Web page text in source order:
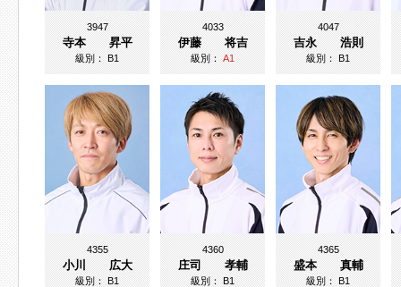
3947
寺本 昇平
級別：B1
4033
伊藤 将吉
級別：A1
4047
吉永 浩則
級別：B1
4355
小川 広大
級別：B1
4360
庄司 孝輔
級別：B1
4365
盛本 真輔
級別：B1